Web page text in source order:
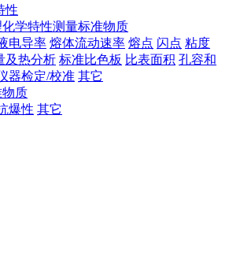
性
学特性测量标准物质
电导率 熔体流动速率 熔点 闪点 粘度
及热分析 标准比色板 比表面积 孔容和
器检定/校准 其它
质
爆性 其它